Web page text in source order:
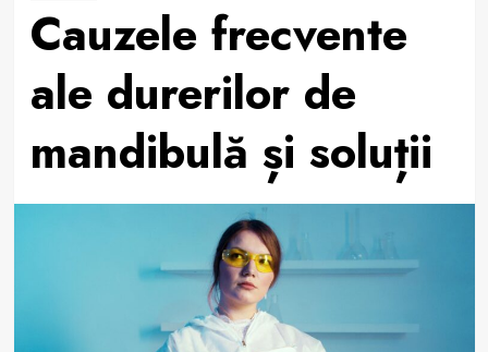
Cauzele frecvente
ale durerilor de
mandibulă și soluții